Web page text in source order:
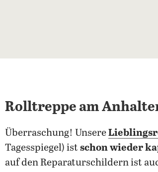
Rolltreppe am
Überraschung! Unsere
Tagesspiegel) ist schon wieder
auf den Reparaturschildern ist